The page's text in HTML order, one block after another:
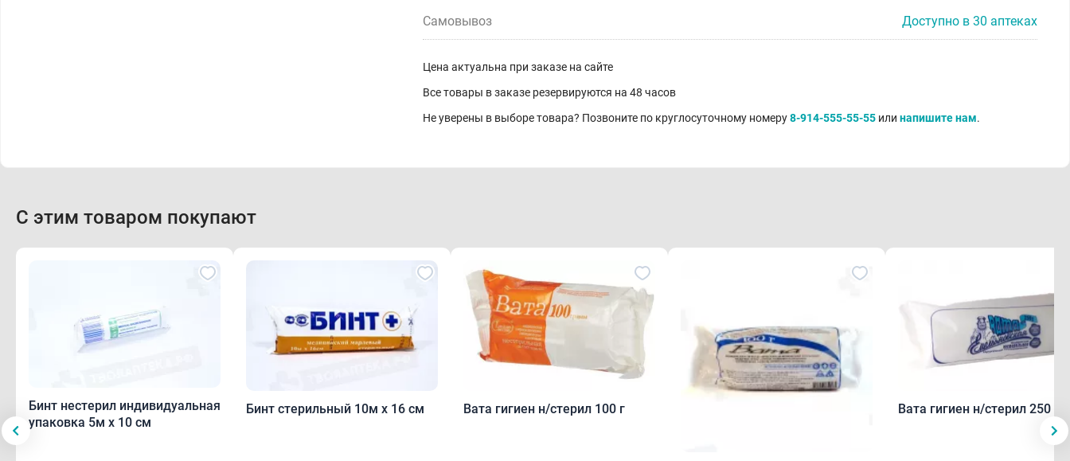
Самовывоз Доступно в 30 аптеках
Цена актуальна при заказе на сайте
Все товары в заказе резервируются на 48 часов
Не уверены в выборе товара? Позвоните по круглосуточному номеру8-914-555-55-55 или напишите нам.
С этим товаром покупают
Бинт нестерил индивидуальная
упаковка 5м х 10 см
Бинт стерильный 10м х 16 см Вата гигиен н/стерил 100 г Вата гигиен н/стерил 250 г